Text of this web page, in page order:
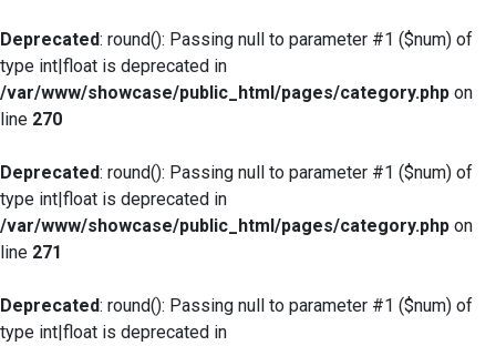
Deprecated: round(): Passing null to parameter #1 ($num) of
type int|float is deprecated in
/var/www/showcase/public_html/pages/category.php on
line 270
Deprecated: round(): Passing null to parameter #1 ($num) of
type int|float is deprecated in
/var/www/showcase/public_html/pages/category.php on
line 271
Deprecated: round(): Passing null to parameter #1 ($num) of
type int|float is deprecated in